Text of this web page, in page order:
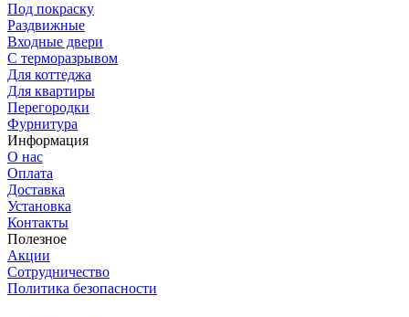
Под покраску
Раздвижные
Входные двери
С терморазрывом
Для коттеджа
Для квартиры
Перегородки
Фурнитура
Информация
О нас
Оплата
Доставка
Установка
Контакты
Полезное
Акции
Сотрудничество
Политика безопасности